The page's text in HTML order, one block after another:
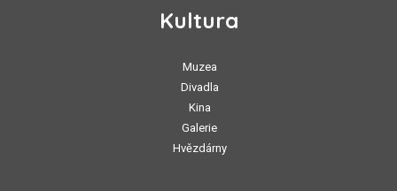
Kultura
Muzea
Divadla
Kina
Galerie
Hvězdárny